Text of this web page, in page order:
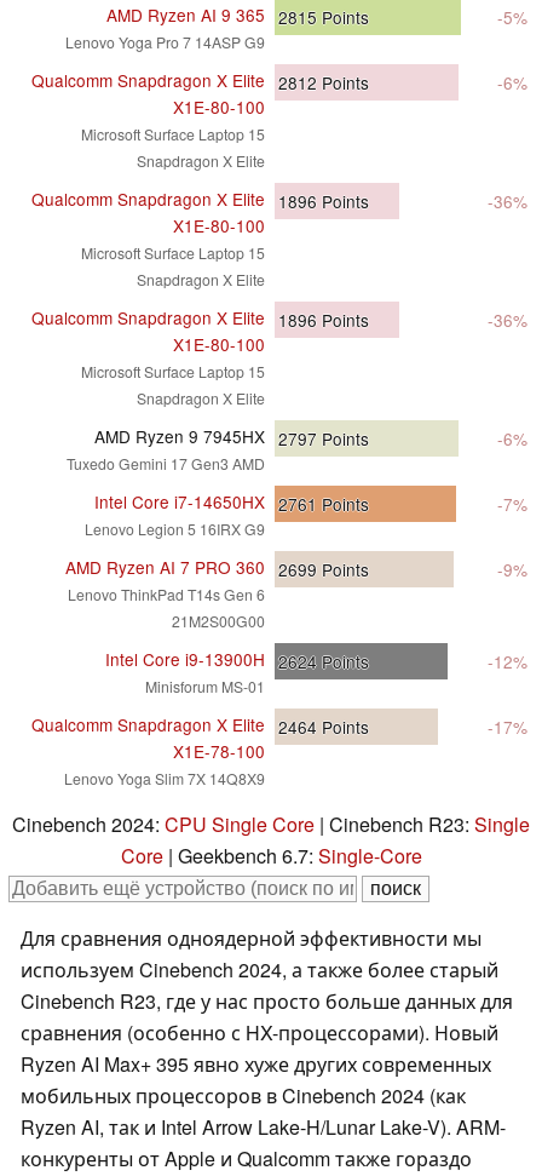
AMD Ryzen AI 9 365
Lenovo Yoga Pro 7 14ASP G9
2815 Points -5%
Qualcomm Snapdragon X Elite
X1E-80-100
Microsoft Surface Laptop 15
Snapdragon X Elite
2812 Points -6%
Qualcomm Snapdragon X Elite
X1E-80-100
Microsoft Surface Laptop 15
Snapdragon X Elite
1896 Points -36%
Qualcomm Snapdragon X Elite
X1E-80-100
Microsoft Surface Laptop 15
Snapdragon X Elite
1896 Points -36%
AMD Ryzen 9 7945HX
Tuxedo Gemini 17 Gen3 AMD
2797 Points -6%
Intel Core i7-14650HX
Lenovo Legion 5 16IRX G9
2761 Points -7%
AMD Ryzen AI 7 PRO 360
Lenovo ThinkPad T14s Gen 6
21M2S00G00
2699 Points -9%
Intel Core i9-13900H
Minisforum MS-01
2624 Points -12%
Qualcomm Snapdragon X Elite
X1E-78-100
Lenovo Yoga Slim 7X 14Q8X9
2464 Points -17%
Cinebench 2024: CPU Single Core | Cinebench R23: Single
Core| Geekbench 6.7: Single-Core
Для сравнения одноядерной эффективности мы
используем Cinebench 2024, а также более старый
Cinebench R23, где у нас просто больше данных для
сравнения (особенно с HX-процессорами). Новый
Ryzen AI Max+ 395 явно хуже других современных
мобильных процессоров в Cinebench 2024 (как
Ryzen AI, так и Intel Arrow Lake-H/Lunar Lake-V). ARM-
конкуренты от Apple и Qualcomm также гораздо